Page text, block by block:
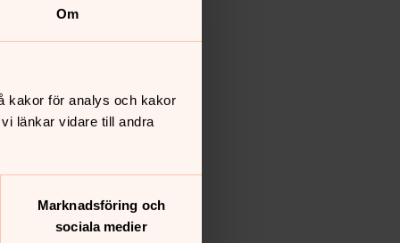
Om
kakor för analys och kakor
länkar vidare till andra
Marknadsföring och
sociala medier